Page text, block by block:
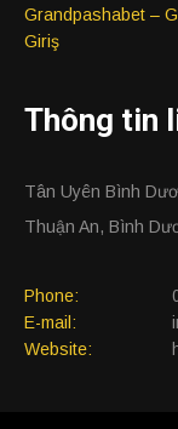
Grandpashabet –
Giriş
Thông tin
Tân Uyên Bình
Thuận An, Bình
Phone:
E-mail:
Website: